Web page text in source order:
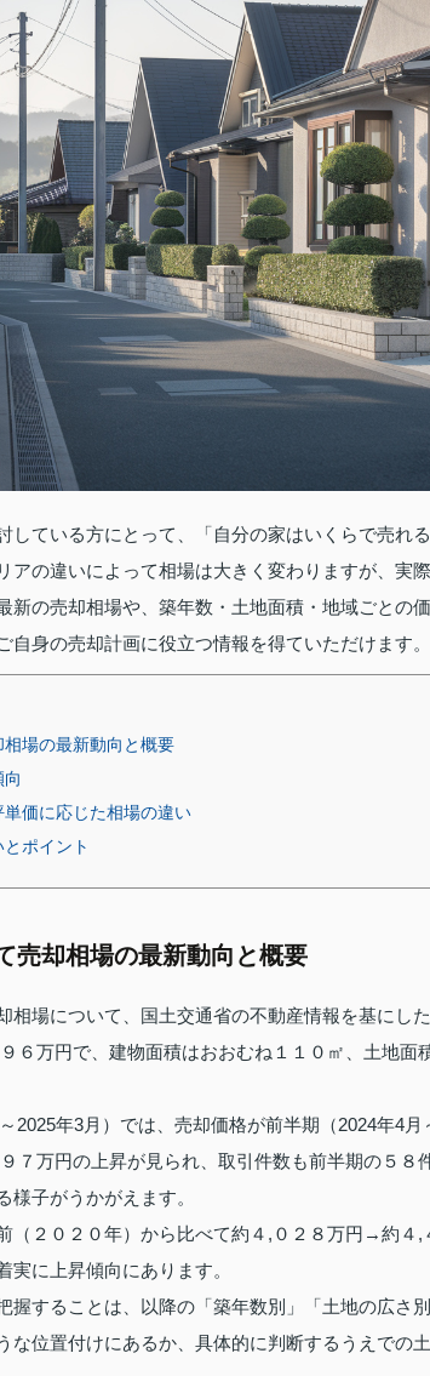
している方にとって、「自分の家はいくらで売れ
アの違いによって相場は大きく変わりますが、実
新の売却相場や、築年数・土地面積・地域ごとの
自身の売却計画に役立つ情報を得ていただけます。
相場の最新動向と概要
向
単価に応じた相場の違い
ポイント
売却相場の最新動向と概要
相場について、国土交通省の不動産情報を基にし
６万円で、建物面積はおおむね１１０㎡、土地面
2025年3月）では、売却価格が前半期（2024年4
７万円の上昇が見られ、取引件数も前半期の５８
様子がうかがえます。
（２０２０年）から比べて約４,０２８万円→約４
に上昇傾向にあります。
握することは、以降の「築年数別」「土地の広さ
な位置付けにあるか、具体的に判断するうえでの土